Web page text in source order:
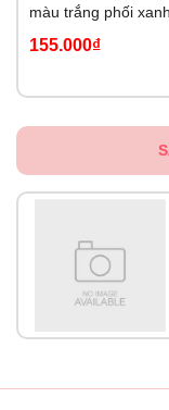
màu trắng phối
155.000₫